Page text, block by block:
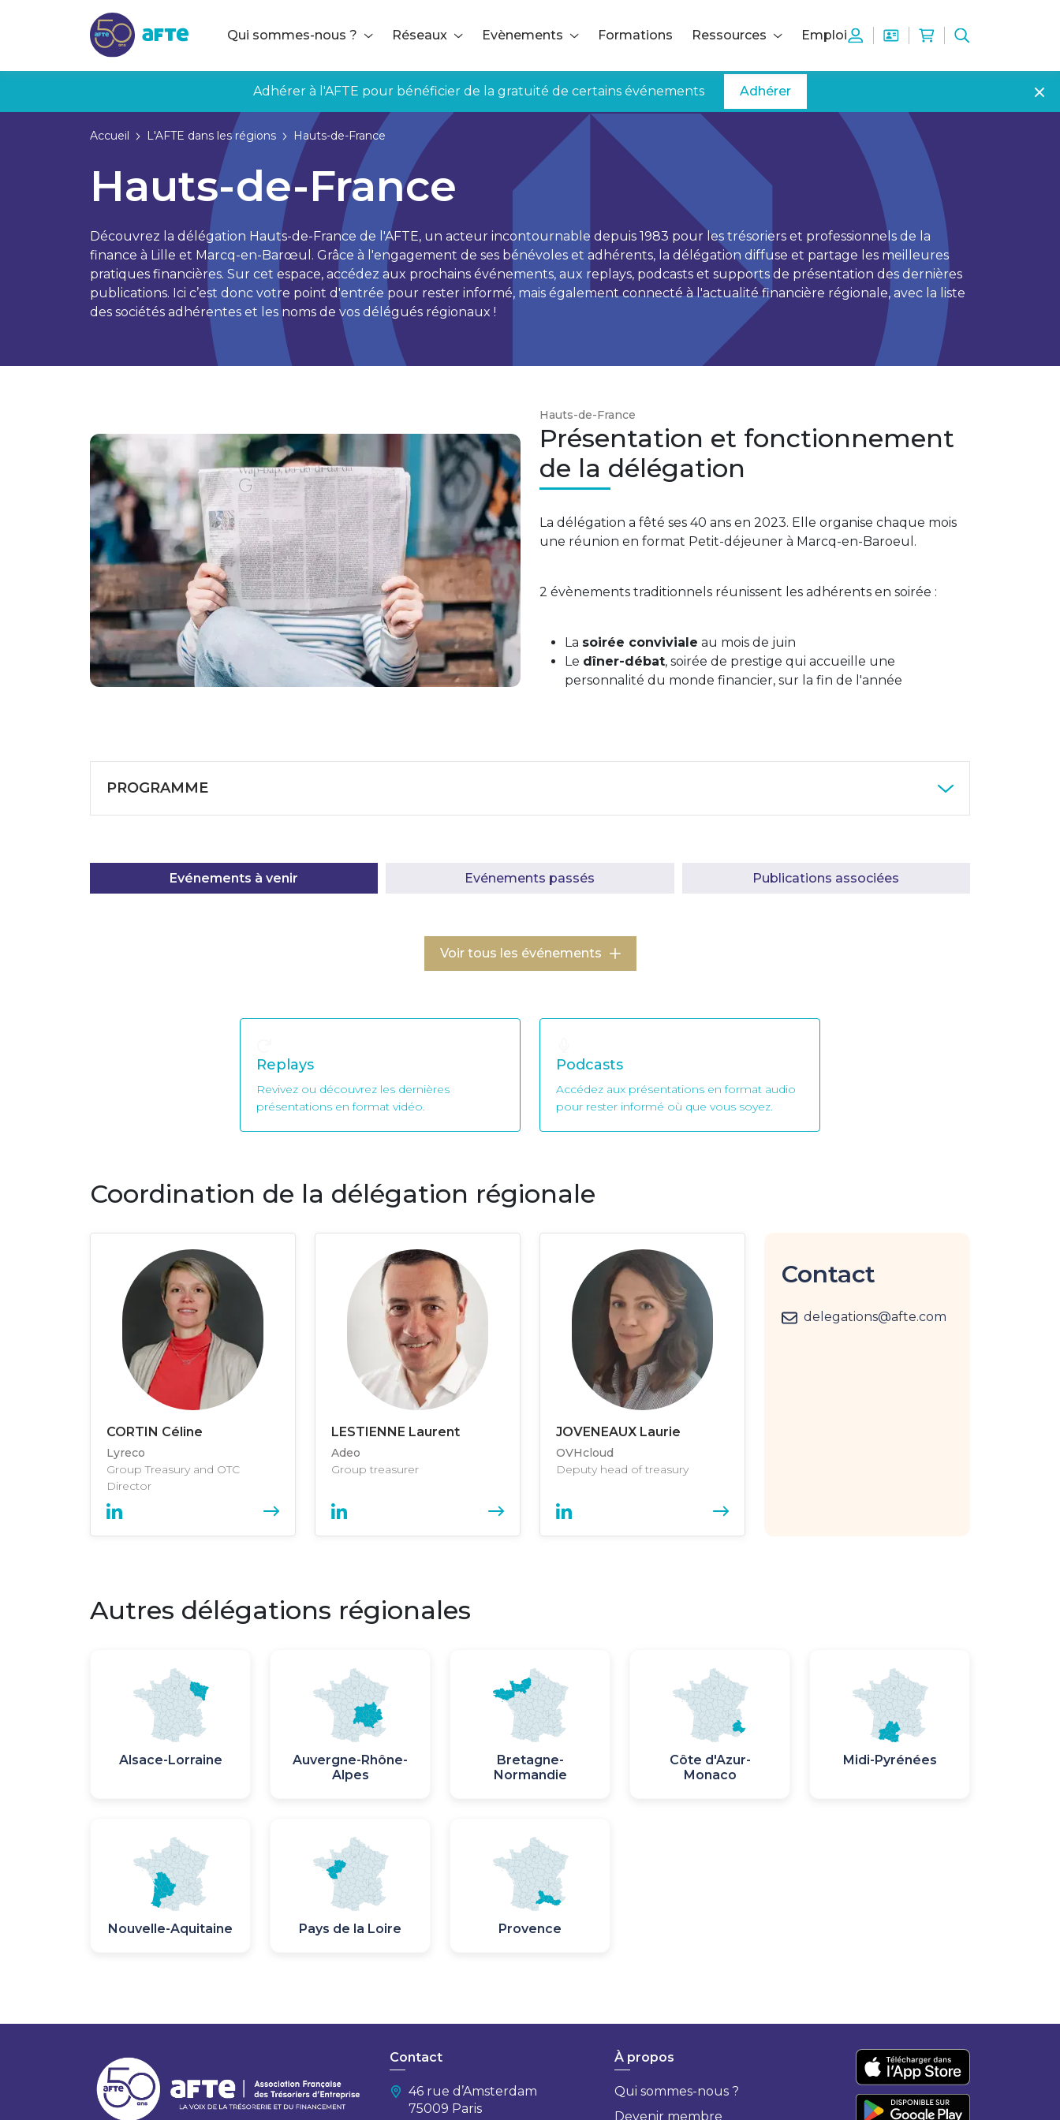
Qui sommes-nous ?
Réseaux Evènements Formations Ressources Emploi
Adhérer à l'AFTE pour bénéficier de la gratuité de certains événements Adhérer
Accueil L'AFTE dans les régions Hauts-de-France
Hauts-de-France
Découvrez la délégation Hauts-de-France de l'AFTE, un acteur incontournable depuis 1983 pour les trésoriers et professionnels de la
finance à Lille et Marcq-en-Barœul. Grâce à l'engagement de ses bénévoles et adhérents, la délégation diffuse et partage les meilleures
pratiques financières. Sur cet espace, accédez aux prochains événements, aux replays, podcasts et supports de présentation des dernières
publications. Ici c’est donc votre point d'entrée pour rester informé, mais également connecté à l'actualité financière régionale, avec la liste
des sociétés adhérentes et les noms de vos délégués régionaux !
Image
Hauts-de-France
Présentation et fonctionnement
de la délégation
La délégation a fêté ses 40 ans en 2023. Elle organise chaque mois
une réunion en format Petit-déjeuner à Marcq-en-Baroeul.
2 évènements traditionnels réunissent les adhérents en soirée :
La soirée conviviale au mois de juin
Le dîner-débat, soirée de prestige qui accueille une
personnalité du monde financier, sur la fin de l'année
PROGRAMME
Evénements à venir Evénements passés Publications associées
Voir tous les événements
Replays
Revivez ou découvrez les dernières
présentations en format vidéo.
Podcasts
Accédez aux présentations en format audio
pour rester informé où que vous soyez.
Coordination de la délégation régionale
CORTIN Céline
Lyreco
Group Treasury and OTC
Director
LESTIENNE Laurent
Adeo
Group treasurer
JOVENEAUX Laurie
OVHcloud
Deputy head of treasury
Contact
delegations@afte.com
Autres délégations régionales
Image
Image
Alsace-Lorraine
Image
Image
Auvergne-Rhône-
Alpes
Image
Image
Bretagne-
Normandie
Image
Image
Côte d'Azur-
Monaco
Image
Image
Midi-Pyrénées
Image
Image
Nouvelle-Aquitaine
Image
Image
Pays de la Loire
Image
Image
Provence
Contact
46 rue d’Amsterdam
75009 Paris
À propos
Qui sommes-nous ?
Devenir membre